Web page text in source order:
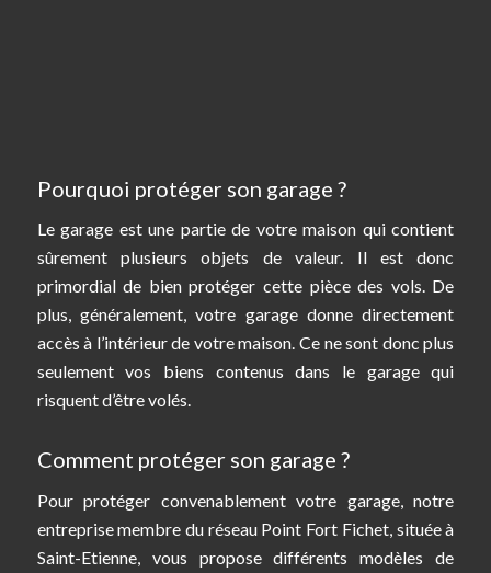
Pourquoi protéger son garage ?
Le garage est une partie de votre maison qui contient
sûrement plusieurs objets de valeur. Il est donc
primordial de bien protéger cette pièce des vols. De
plus, généralement, votre garage donne directement
accès à l’intérieur de votre maison. Ce ne sont donc plus
seulement vos biens contenus dans le garage qui
risquent d’être volés.
Comment protéger son garage ?
Pour protéger convenablement votre garage, notre
entreprise membre du réseau Point Fort Fichet, située à
Saint-Etienne, vous propose différents modèles de